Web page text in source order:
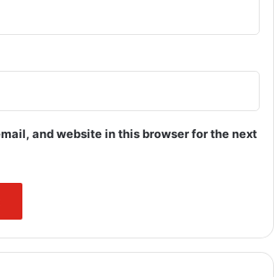
and website in this browser for the next